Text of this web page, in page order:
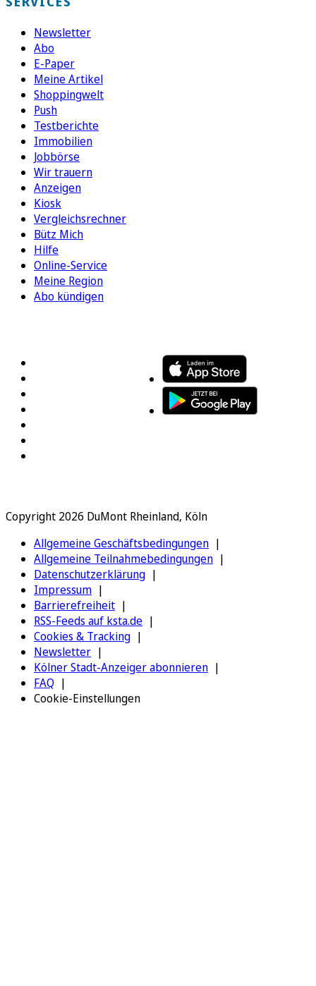
Newsletter
Abo
E-Paper
Meine Artikel
Shoppingwelt
Push
Testberichte
Immobilien
Jobbörse
Wir trauern
Anzeigen
Kiosk
Vergleichsrechner
Bütz Mich
Hilfe
Online-Service
Meine Region
Abo kündigen
Copyright 2026 DuMont Rheinland, Köln
Allgemeine Geschäftsbedingungen
Allgemeine Teilnahmebedingungen
Datenschutzerklärung
Impressum
Barrierefreiheit
RSS-Feeds auf ksta.de
Cookies & Tracking
Newsletter
Kölner Stadt-Anzeiger abonnieren
FAQ
Cookie-Einstellungen